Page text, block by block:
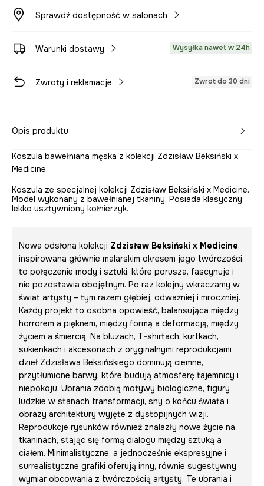
Sprawdź dostępność w salonach
Warunki dostawy Wysyłka nawet w 24h
Zwroty i reklamacje Zwrot do 30 dni
Opis produktu
Koszula bawełniana męska z kolekcji Zdzisław Beksiński x
Medicine
Koszula ze specjalnej kolekcji Zdzisław Beksiński x Medicine.
Model wykonany z bawełnianej tkaniny. Posiada klasyczny,
lekko usztywniony kołnierzyk.
Nowa odsłona kolekcji Zdzisław Beksiński x Medicine,
inspirowana głównie malarskim okresem jego twórczości,
to połączenie mody i sztuki, które porusza, fascynuje i
nie pozostawia obojętnym. Po raz kolejny wkraczamy w
świat artysty – tym razem głębiej, odważniej i mroczniej.
Każdy projekt to osobna opowieść, balansująca między
horrorem a pięknem, między formą a deformacją, między
życiem a śmiercią. Na bluzach, T-shirtach, kurtkach,
sukienkach i akcesoriach z oryginalnymi reprodukcjami
dzieł Zdzisława Beksińskiego dominują ciemne,
przytłumione barwy, które budują atmosferę tajemnicy i
niepokoju. Ubrania zdobią motywy biologiczne, figury
ludzkie w stanach transformacji, sny o końcu świata i
obrazy architektury wyjęte z dystopijnych wizji.
Reprodukcje rysunków również znalazły nowe życie na
tkaninach, stając się formą dialogu między sztuką a
ciałem. Minimalistyczne, a jednocześnie ekspresyjne i
surrealistyczne grafiki oferują inny, równie sugestywny
wymiar obcowania z twórczością artysty. Te ubrania i